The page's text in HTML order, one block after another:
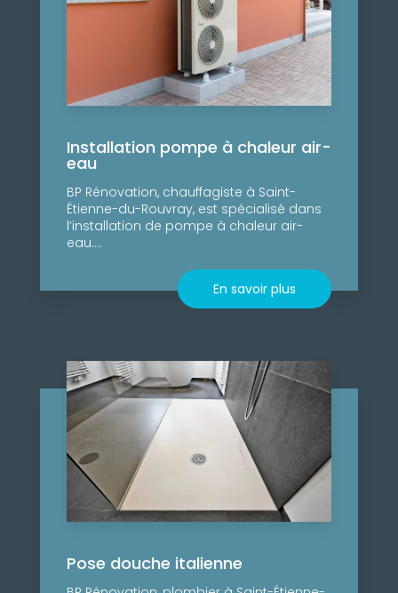
Installation pompe à chaleur air-
eau
BP Rénovation, chauffagiste à Saint-
Étienne-du-Rouvray, est spécialisé dans
l’installation de pompe à chaleur air-
eau....
En savoir plus
Pose douche italienne